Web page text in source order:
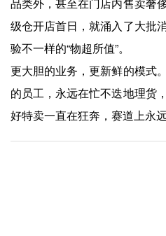
级仓开店首日，就涌入了大批
验不一样的“物超所值”。
更大胆的业务，更新鲜的模式
的员工，永远在忙不迭地理货
好特卖一直在狂奔，赛道上永